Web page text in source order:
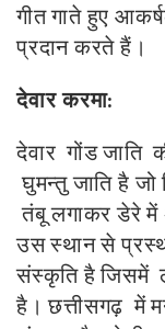
गीत गाते हुए
प्रदान करतेहैं।
देवार करमा:
देवार गोंड जाति
घुमन्तु जाति है
तंबू लगाकर डेरे में
उस स्थान से
संस्कृति है जिसमें
है। छत्तीसगढ़ में